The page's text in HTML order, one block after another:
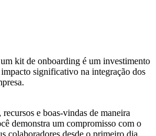
kit de onboarding é um investimento
significativo na integração dos
e boas-vindas de maneira
demonstra um compromisso com o
colaboradores desde o primeiro dia.